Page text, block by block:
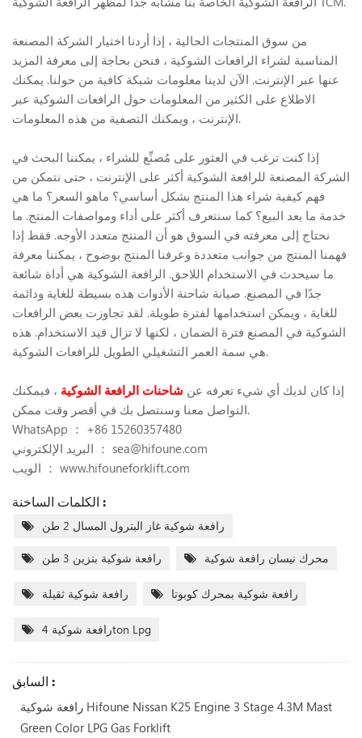
من سوق المنتجات الحالية ، إذا أردنا اختيار الشركة المصنعة
المناسبة لشراء الرافعات الشوكية ، فنحن بحاجة إلى معرفة المزيد
عنها عبر الإنترنت. الآن لدينا معلومات شبكة كافية من حولنا. يمكنك
الاطلاع على الكثير من المعلومات حول الرافعات الشوكية عبر
الإنترنت ، ويمكنك التصفية من هذه المعلومات.
إذا كنت ترغب في العثور على مُصنِّع للشراء ، يمكننا البحث في
الشركة المصنعة للرافعة الشوكية أكثر على الإنترنت ، حتى نتمكن من
فهم كيفية شراء هذا المنتج بشكل أساسي؟ ماهو السعر؟ ما هي
خدمة ما بعد البيع؟ كما سنتعرف أكثر على أداء ومواصفات المنتج. ما
نحتاج إلى معرفته في السوق هو أن المنتج متعدد الأوجه. فقط إذا
فهمنا المنتج من جوانب متعددة وعرفنا المنتج بوضوح ، يمكننا معرفة
ما سيحدث في الاستخدام اللاحق. الرافعة الشوكية هي أداة شائعة
جدًا في المصنع. صيانة شاحنة الأدوات هذه بسيطة للغاية ودائمة
للغاية ، ويمكن استخدامها لفترة طويلة. لقد تجاوزت بعض الرافعات
الشوكية في المصنع فترة الضمان ، لكنها لا تزال قيد الاستخدام. هذه
هي سمة العمر التشغيلي الطويل للرافعات الشوكية.
إذا كان لديك أي شيء تعرفه عن شاحنات الرافعة الشوكية ، فيمكنك
التواصل معنا وسنتصل بك في أقصر وقت ممكن.
WhatsApp ： +86 15260357480
البريد الإلكتروني ： sea@hifoune.com
الويب ： www.hifouneforklift.com
الكلمات الساخنة :
رافعة شوكية غاز البترول المسال 2 طن
رافعة شوكية بنزين 3 طن محرك نيسان رافعة شوكية
رافعة شوكية ثقيلة رافعة شوكية بمحرك كوبوتا
رافعة شوكية 4ton Lpg
السابق :
رافعة شوكية Hifoune Nissan K25 Engine 3 Stage 4.3M Mast
Green Color LPG Gas Forklift